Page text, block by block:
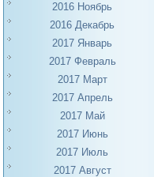
2016 Ноябрь
2016 Декабрь
2017 Январь
2017 Февраль
2017 Март
2017 Апрель
2017 Май
2017 Июнь
2017 Июль
2017 Август